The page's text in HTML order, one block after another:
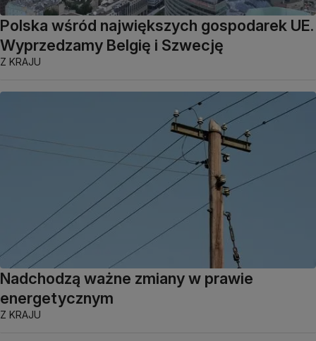
Polska wśród największych gospodarek UE.
Wyprzedzamy Belgię i Szwecję
Z KRAJU
Nadchodzą ważne zmiany w prawie
energetycznym
Z KRAJU